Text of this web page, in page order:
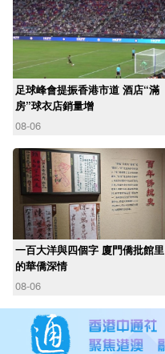
足球峰會提振香港市道 酒店“滿
房”球衣店銷量增
08-06
一百大洋與四個字 廈門僑批館里
的華僑深情
08-06